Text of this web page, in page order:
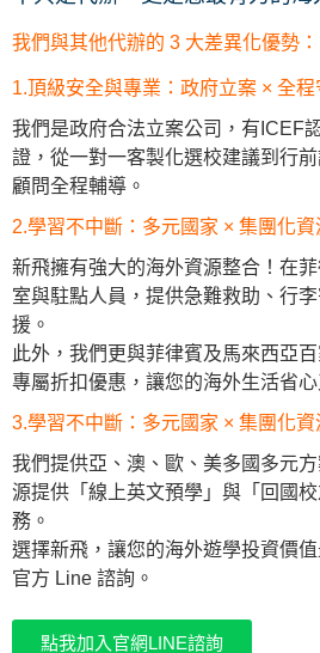
我們與其他代辦的 3 大差異化優勢：
1.頂級安全與專業：政府立案 × 全程
我們是政府合法立案公司，有ICEF
證，從一對一客製化選校建議到行
顧問全程輔導。
2.學習不中斷：多元國家 × 集團化資
新飛擁有強大的海外資源整合！在
室與駐點人員，提供急難救助、行
援。
此外，我們更與菲律賓及馬來西亞
專屬折扣優惠，讓您的海外生活省心
3.學習不中斷：多元國家 × 集團化資
我們提供亞、澳、歐、美多國多元
源提供「線上英文預學」與「回國
務。
選擇新飛，讓您的海外遊學投資價
官方 Line 諮詢。
點我加入官網LINE諮詢